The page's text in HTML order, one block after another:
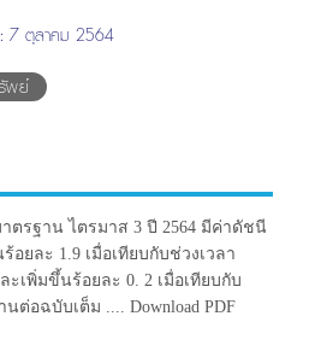
7 ตุลาคม 2564
พย์
ตรฐาน ไตรมาส 3 ปี 2564 มีค่าดัชนี
อยละ 1.9 เมื่อเทียบกับช่วงเวลา
ะเพิ่มขึ้นร้อยละ 0. 2 เมื่อเทียบกับ
นต่อฉบับเต็ม .... Download PDF